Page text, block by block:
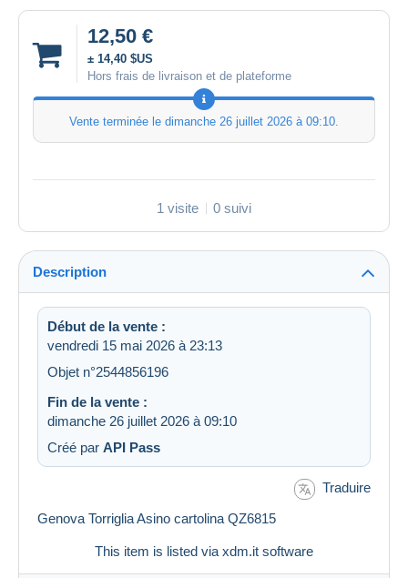
12,50 €
± 14,40 $US
Hors frais de livraison et de plateforme
Vente terminée le dimanche 26 juillet 2026 à 09:10.
1 visite 0 suivi
Description
Début de la vente :
vendredi 15 mai 2026 à 23:13
Objet n°2544856196
Fin de la vente :
dimanche 26 juillet 2026 à 09:10
Créé par API Pass
Traduire
Genova Torriglia Asino cartolina QZ6815
This item is listed via xdm.it software